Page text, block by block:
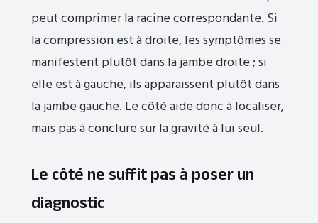
peut comprimer la racine correspondante. Si
la compression est à droite, les symptômes se
manifestent plutôt dans la jambe droite ; si
elle est à gauche, ils apparaissent plutôt dans
la jambe gauche. Le côté aide donc à localiser,
mais pas à conclure sur la gravité à lui seul.
Le côté ne suffit pas à poser un
diagnostic